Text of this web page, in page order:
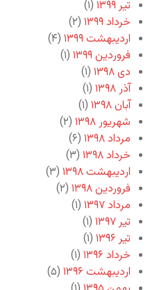
تیر ۱۳۹۹
(۱)
خرداد ۱۳۹۹
(۲)
اردیبهشت ۱۳۹۹
(۴)
فروردین ۱۳۹۹
(۱)
دی ۱۳۹۸
(۱)
آذر ۱۳۹۸
(۱)
آبان ۱۳۹۸
(۱)
شهریور ۱۳۹۸
(۲)
مرداد ۱۳۹۸
(۶)
خرداد ۱۳۹۸
(۳)
اردیبهشت ۱۳۹۸
(۳)
فروردین ۱۳۹۸
(۲)
مرداد ۱۳۹۷
(۱)
تیر ۱۳۹۷
(۱)
تیر ۱۳۹۶
(۱)
خرداد ۱۳۹۶
(۱)
اردیبهشت ۱۳۹۶
(۵)